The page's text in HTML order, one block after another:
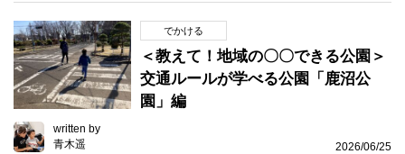
でかける
＜教えて！地域の〇〇できる公園＞
交通ルールが学べる公園「鹿沼公
園」編
written by
青木遥
2026/06/25